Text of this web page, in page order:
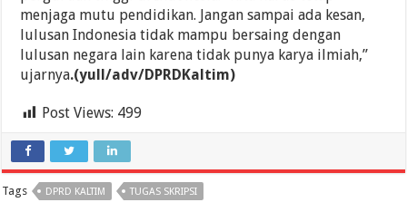
menjaga mutu pendidikan. Jangan sampai ada kesan,
lulusan Indonesia tidak mampu bersaing dengan
lulusan negara lain karena tidak punya karya ilmiah,”
ujarnya.(yull/adv/DPRDKaltim)
Post Views: 499
Tags DPRD KALTIM TUGAS SKRIPSI